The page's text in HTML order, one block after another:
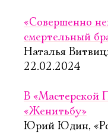
«Совершенно
смертельный
Наталья
22.02.2024
В «Мастерской
«Женитьбу»
Юрий Юдин,